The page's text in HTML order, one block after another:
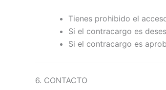
Tienes prohibido el
Si el contracargo es
Si el contracargo es
6. CONTACTO